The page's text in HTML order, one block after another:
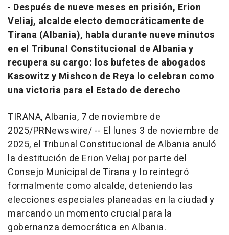
- Después de nueve meses en prisión, Erion
Veliaj, alcalde electo democráticamente de
Tirana (Albania), habla durante nueve minutos
en el Tribunal Constitucional deAlbaniay
recupera su cargo: los bufetes de abogados
Kasowitz y Mishcon de Reya lo celebran como
una victoria para el Estado de derecho
TIRANA,Albania, 7 de noviembre de
2025/PRNewswire/ -- El lunes 3 de noviembre de
2025, el Tribunal Constitucional de Albania anuló
la destitución de Erion Veliaj por parte del
Consejo Municipal de Tirana y lo reintegró
formalmente como alcalde, deteniendo las
elecciones especiales planeadas en la ciudad y
marcando un momento crucial para la
gobernanza democrática en Albania.